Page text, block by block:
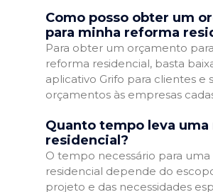
Como posso obter um
para minha reforma
Para obter um orçamento
reforma residencial, basta
aplicativo Grifo para clientes e
orçamentos às empresas
Quanto tempo leva
residencial?
O tempo necessário para
residencial depende do
projeto e das necessidades